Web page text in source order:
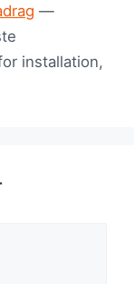
—
installation,